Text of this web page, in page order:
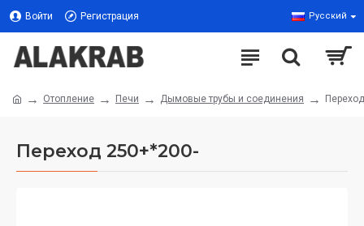
Войти Регистрация Русский
Отопление Печи Дымовые трубы и соединения
Переход 250+*200-